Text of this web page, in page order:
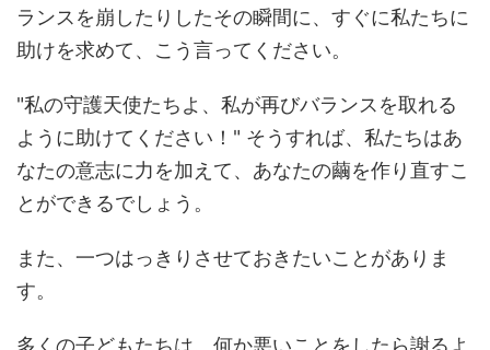
ランスを崩したりしたその瞬間に、すぐに私たちに
助けを求めて、こう言ってください。
"私の守護天使たちよ、私が再びバランスを取れる
ように助けてください！" そうすれば、私たちはあ
なたの意志に力を加えて、あなたの繭を作り直すこ
とができるでしょう。
また、一つはっきりさせておきたいことがありま
す。
多くの子どもたちは、何か悪いことをしたら謝るよ